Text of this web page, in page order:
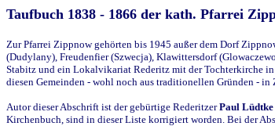
Taufbuch 1838 - 1866 der kath. Pfarrei
Zur Pfarrei Zippnow gehörten bis 1945 außer dem Dorf
(Dudylany), Freudenfier (Szwecja), Klawittersdorf
Stabitz und ein Lokalvikariat Rederitz mit der Tochterkirche in
diesen Gemeinden - wohl noch aus traditionellen Gründen - in
Autor dieser Abschrift ist der gebürtige RederitzerPaul Lüdtke
Kirchenbuch, sind in dieser Liste korrigiert worden. Bei der